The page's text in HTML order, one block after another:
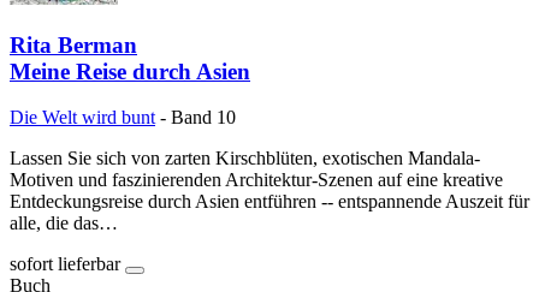
Rita Berman
Meine Reise durch Asien
Die Welt wird bunt - Band 10
Lassen Sie sich von zarten Kirschblüten, exotischen Mandala-
Motiven und faszinierenden Architektur-Szenen auf eine kreative
Entdeckungsreise durch Asien entführen -- entspannende Auszeit für
alle, die das…
sofort lieferbar
Buch